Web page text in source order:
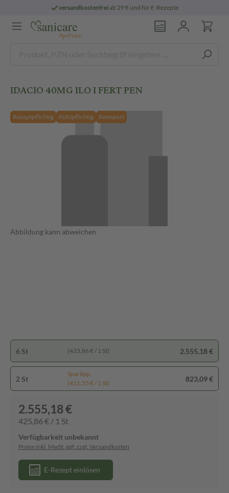
versandkostenfreiab 29 € und für E-Rezepte
IDACIO 40MG ILO I FERT PEN
Rezeptpflichtig Kühlpflichtig Reimport
Abbildung kann abweichen
6 St (425,86 € / 1 St) 2.555,18 €
2 St
Spartipp
(411,55 € / 1 St)
823,09 €
2.555,18 €
425,86 € / 1 St
Verfügbarkeit unbekannt
Preise inkl. MwSt. ggf. zzgl. Versandkosten
E-Rezept einlösen